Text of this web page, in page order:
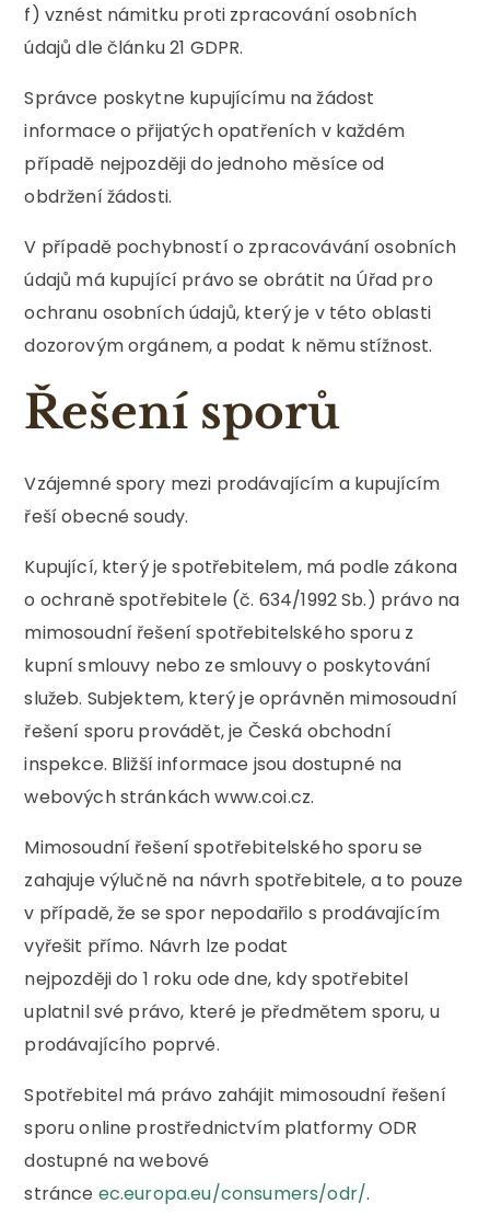
f) vznést námitku proti zpracování osobních
údajů dle článku 21 GDPR.
Správce poskytne kupujícímu na žádost
informace o přijatých opatřeních v každém
případě nejpozději do jednoho měsíce od
obdržení žádosti.
V případě pochybností o zpracovávání osobních
údajů má kupující právo se obrátit na Úřad pro
ochranu osobních údajů, který je v této oblasti
dozorovým orgánem, a podat k němu stížnost.
Řešení sporů
Vzájemné spory mezi prodávajícím a kupujícím
řeší obecné soudy.
Kupující, který je spotřebitelem, má podle zákona
o ochraně spotřebitele (č. 634/1992 Sb.) právo na
mimosoudní řešení spotřebitelského sporu z
kupní smlouvy nebo ze smlouvy o poskytování
služeb. Subjektem, který je oprávněn mimosoudní
řešení sporu provádět, je Česká obchodní
inspekce. Bližší informace jsou dostupné na
webových stránkách www.coi.cz.
Mimosoudní řešení spotřebitelského sporu se
zahajuje výlučně na návrh spotřebitele, a to pouze
v případě, že se spor nepodařilo s prodávajícím
vyřešit přímo. Návrh lze podat
nejpozději do 1 roku ode dne, kdy spotřebitel
uplatnil své právo, které je předmětem sporu, u
prodávajícího poprvé.
Spotřebitel má právo zahájit mimosoudní řešení
sporu online prostřednictvím platformy ODR
dostupné na webové
stránce ec.europa.eu/consumers/odr/.